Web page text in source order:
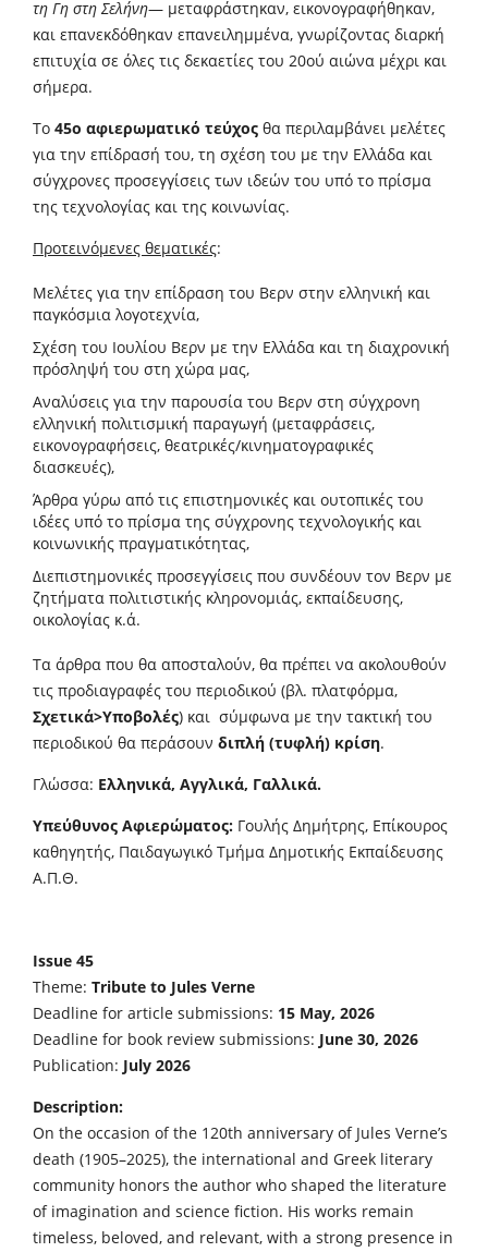
τη Γη στη Σελήνη— μεταφράστηκαν, εικονογραφήθηκαν,
και επανεκδόθηκαν επανειλημμένα, γνωρίζοντας διαρκή
επιτυχία σε όλες τις δεκαετίες του 20ού αιώνα μέχρι και
σήμερα.
Το 45ο αφιερωματικό τεύχος θα περιλαμβάνει μελέτες
για την επίδρασή του, τη σχέση του με την Ελλάδα και
σύγχρονες προσεγγίσεις των ιδεών του υπό το πρίσμα
της τεχνολογίας και της κοινωνίας.
Προτεινόμενες θεματικές:
Μελέτες για την επίδραση του Βερν στην ελληνική και
παγκόσμια λογοτεχνία,
Σχέση του Ιουλίου Βερν με την Ελλάδα και τη διαχρονική
πρόσληψή του στη χώρα μας,
Αναλύσεις για την παρουσία του Βερν στη σύγχρονη
ελληνική πολιτισμική παραγωγή (μεταφράσεις,
εικονογραφήσεις, θεατρικές/κινηματογραφικές
διασκευές),
Άρθρα γύρω από τις επιστημονικές και ουτοπικές του
ιδέες υπό το πρίσμα της σύγχρονης τεχνολογικής και
κοινωνικής πραγματικότητας,
Διεπιστημονικές προσεγγίσεις που συνδέουν τον Βερν με
ζητήματα πολιτιστικής κληρονομιάς, εκπαίδευσης,
οικολογίας κ.ά.
Τα άρθρα που θα αποσταλούν, θα πρέπει να ακολουθούν
τις προδιαγραφές του περιοδικού (βλ. πλατφόρμα,
Σχετικά>Υποβολές) και σύμφωνα με την τακτική του
περιοδικού θα περάσουν διπλή (τυφλή) κρίση.
Γλώσσα: Ελληνικά, Αγγλικά, Γαλλικά.
Υπεύθυνος Αφιερώματος: Γουλής Δημήτρης, Επίκουρος
καθηγητής, Παιδαγωγικό Τμήμα Δημοτικής Εκπαίδευσης
Α.Π.Θ.
Issue 45
Theme: Tribute to Jules Verne
Deadline for article submissions: 15 May, 2026
Deadline for book review submissions: June 30, 2026
Publication: July 2026
Description:
On the occasion of the 120th anniversary of Jules Verne’s
death (1905–2025), the international and Greek literary
community honors the author who shaped the literature
of imagination and science fiction. His works remain
timeless, beloved, and relevant, with a strong presence in